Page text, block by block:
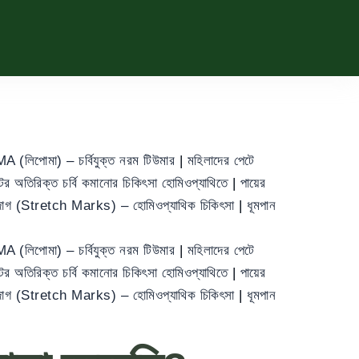
(লিপোমা) – চর্বিযুক্ত নরম টিউমার | মহিলাদের পেটে
অতিরিক্ত চর্বি কমানোর চিকিৎসা হোমিওপ্যাথিতে | পায়ের
দাগ (Stretch Marks) – হোমিওপ্যাথিক চিকিৎসা | ধূমপান
(লিপোমা) – চর্বিযুক্ত নরম টিউমার | মহিলাদের পেটে
অতিরিক্ত চর্বি কমানোর চিকিৎসা হোমিওপ্যাথিতে | পায়ের
দাগ (Stretch Marks) – হোমিওপ্যাথিক চিকিৎসা | ধূমপান